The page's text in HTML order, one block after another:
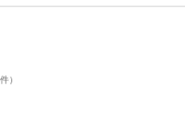
）